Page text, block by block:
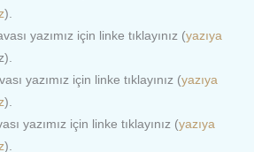
).
yazımız için linke tıklayınız (yazıya
yazımız için linke tıklayınız (yazıya
).
yazımız için linke tıklayınız (yazıya
).